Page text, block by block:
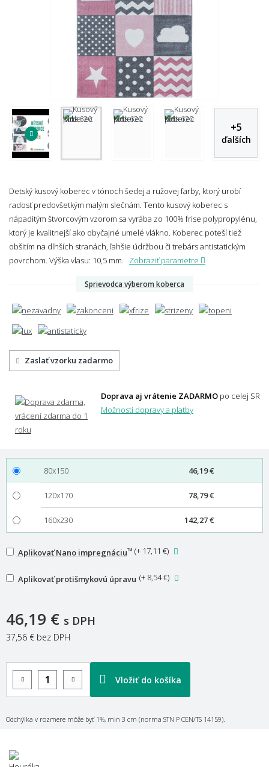
+5
ďalších
Detský kusový koberec v tónoch šedej a ružovej farby, ktorý urobí
radosť predovšetkým malým slečnám. Tento kusový koberec s
nápaditým štvorcovým vzorom sa vyrába zo 100% frise polypropylénu,
ktorý je kvalitnejší ako obyčajné umelé vlákno. Koberec poteší tiež
obšitím na dlhších stranách, ľahšie údržbou či trebárs antistatickým
povrchom. Výška vlasu: 10,5 mm. Zobraziť parametre
Sprievodca výberom koberca
Zaslať vzorku zadarmo
Doprava aj vrátenie ZADARMO po celej SR
Možnosti dopravy a platby
80x150 46,19 €
120x170 78,79 €
160x230 142,27 €
Aplikovať Nano impregnáciu™ (+ 17,11 €)
Aplikovať protišmykovú úpravu (+ 8,54 €)
46,19 € s DPH
37,56 € bez DPH
Vložiť do košíka
Odchýlka v rozmere môže byť 1%, min 3 cm (norma STN P CEN/TS 14159).